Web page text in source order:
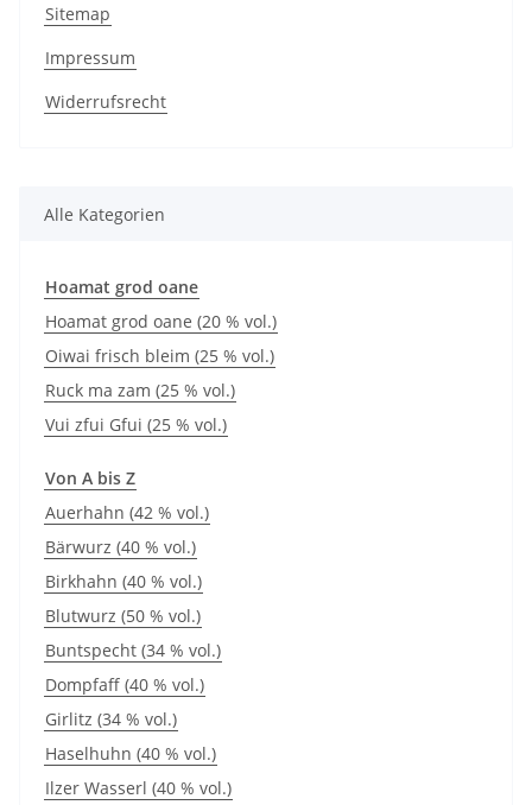
Sitemap
Impressum
Widerrufsrecht
Alle Kategorien
Hoamat grod oane
Hoamat grod oane (20 % vol.)
Oiwai frisch bleim (25 % vol.)
Ruck ma zam (25 % vol.)
Vui zfui Gfui (25 % vol.)
Von A bis Z
Auerhahn (42 % vol.)
Bärwurz (40 % vol.)
Birkhahn (40 % vol.)
Blutwurz (50 % vol.)
Buntspecht (34 % vol.)
Dompfaff (40 % vol.)
Girlitz (34 % vol.)
Haselhuhn (40 % vol.)
Ilzer Wasserl (40 % vol.)